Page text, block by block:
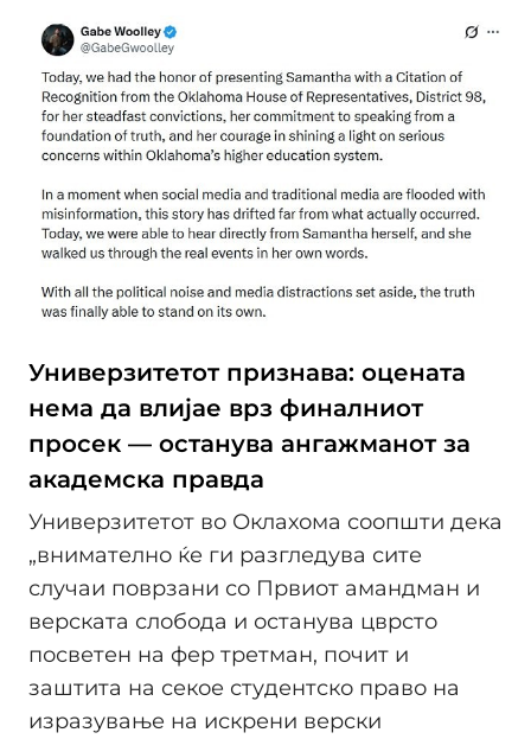
Универзитетот признава: оцената
нема да влијае врз финалниот
просек — останува ангажманот за
академска правда
Универзитетот во Оклахома соопшти дека
„внимателно ќе ги разгледува сите
случаи поврзани со Првиот амандман и
верската слобода и останува цврсто
посветен на фер третман, почит и
заштита на секое студентско право на
изразување на искрени верски